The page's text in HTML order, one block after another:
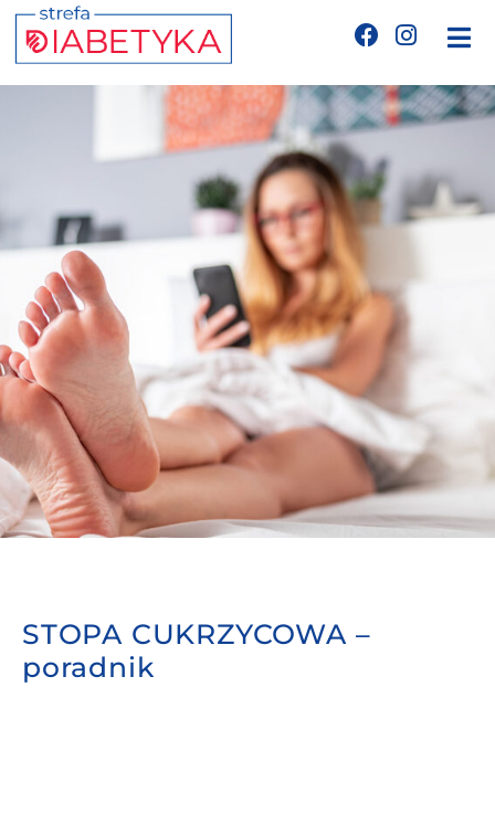
Edukacja
Telemedycyna
CGM
Glukometry
Niezbędnik cukrzyka
Wyznania diabetyka
Do pobrania
STOPA CUKRZYCOWA –
poradnik